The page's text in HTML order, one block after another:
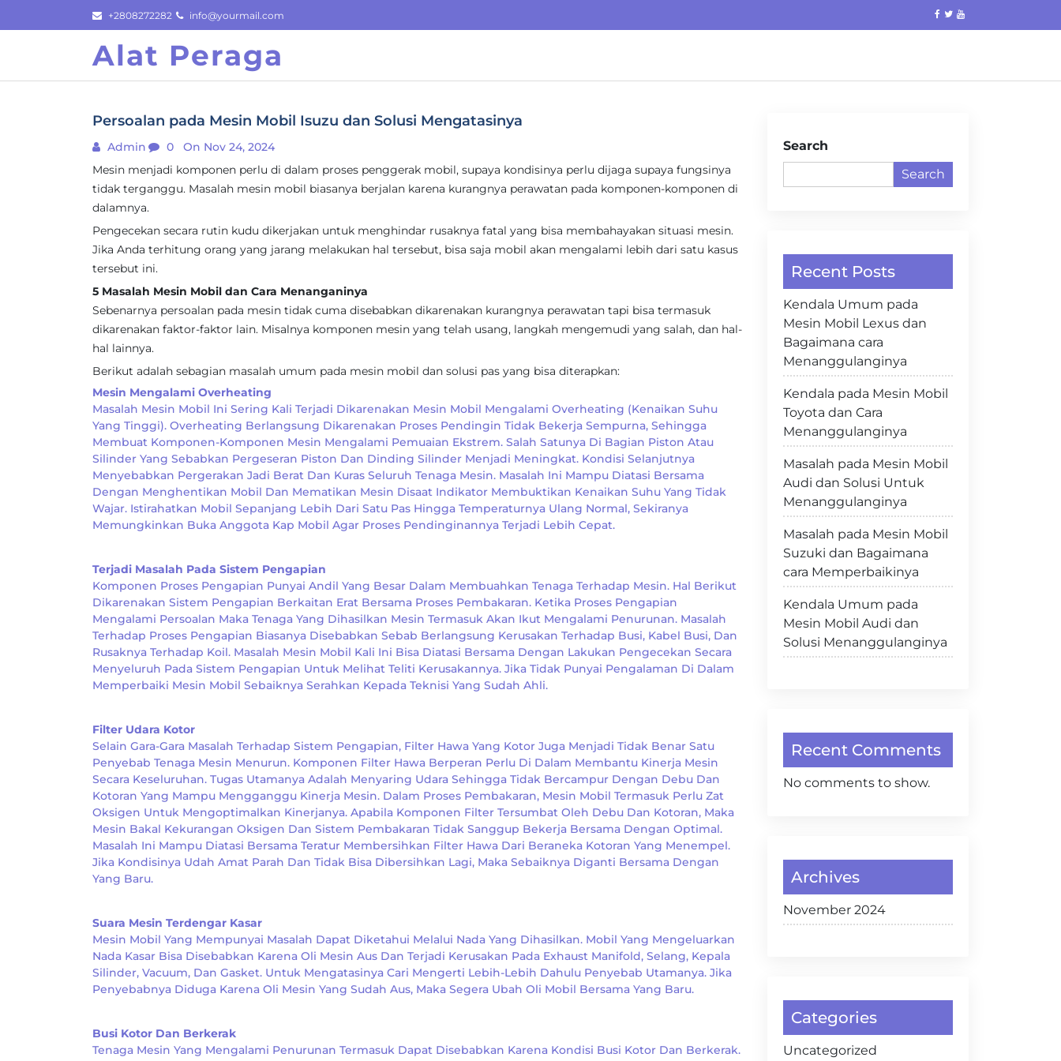
to
+2808272282 info@yourmail.com
Alat Peraga
Persoalan pada Mesin Mobil Isuzu dan Solusi Mengatasinya
Admin 0
On Nov 24, 2024
Mesin menjadi komponen perlu di dalam proses penggerak mobil, supaya kondisinya perlu dijaga supaya fungsinya
tidak terganggu. Masalah mesin mobil biasanya berjalan karena kurangnya perawatan pada komponen-komponen di
dalamnya.
Pengecekan secara rutin kudu dikerjakan untuk menghindar rusaknya fatal yang bisa membahayakan situasi mesin.
Jika Anda terhitung orang yang jarang melakukan hal tersebut, bisa saja mobil akan mengalami lebih dari satu kasus
tersebut ini.
5 Masalah Mesin Mobil dan Cara Menanganinya
Sebenarnya persoalan pada mesin tidak cuma disebabkan dikarenakan kurangnya perawatan tapi bisa termasuk
dikarenakan faktor-faktor lain. Misalnya komponen mesin yang telah usang, langkah mengemudi yang salah, dan hal-
hal lainnya.
Berikut adalah sebagian masalah umum pada mesin mobil dan solusi pas yang bisa diterapkan:
Mesin Mengalami Overheating
Masalah Mesin Mobil Ini Sering Kali Terjadi Dikarenakan Mesin Mobil Mengalami Overheating (kenaikan Suhu
Yang Tinggi). Overheating Berlangsung Dikarenakan Proses Pendingin Tidak Bekerja Sempurna, Sehingga
Membuat Komponen-Komponen Mesin Mengalami Pemuaian Ekstrem. Salah Satunya Di Bagian Piston Atau
Silinder Yang Sebabkan Pergeseran Piston Dan Dinding Silinder Menjadi Meningkat. Kondisi Selanjutnya
Menyebabkan Pergerakan Jadi Berat Dan Kuras Seluruh Tenaga Mesin. Masalah Ini Mampu Diatasi Bersama
Dengan Menghentikan Mobil Dan Mematikan Mesin Disaat Indikator Membuktikan Kenaikan Suhu Yang Tidak
Wajar. Istirahatkan Mobil Sepanjang Lebih Dari Satu Pas Hingga Temperaturnya Ulang Normal, Sekiranya
Memungkinkan Buka Anggota Kap Mobil Agar Proses Pendinginannya Terjadi Lebih Cepat.
Terjadi Masalah Pada Sistem Pengapian
Komponen Proses Pengapian Punyai Andil Yang Besar Dalam Membuahkan Tenaga Terhadap Mesin. Hal Berikut
Dikarenakan Sistem Pengapian Berkaitan Erat Bersama Proses Pembakaran. Ketika Proses Pengapian
Mengalami Persoalan Maka Tenaga Yang Dihasilkan Mesin Termasuk Akan Ikut Mengalami Penurunan. Masalah
Terhadap Proses Pengapian Biasanya Disebabkan Sebab Berlangsung Kerusakan Terhadap Busi, Kabel Busi, Dan
Rusaknya Terhadap Koil. Masalah Mesin Mobil Kali Ini Bisa Diatasi Bersama Dengan Lakukan Pengecekan Secara
Menyeluruh Pada Sistem Pengapian Untuk Melihat Teliti Kerusakannya. Jika Tidak Punyai Pengalaman Di Dalam
Memperbaiki Mesin Mobil Sebaiknya Serahkan Kepada Teknisi Yang Sudah Ahli.
Filter Udara Kotor
Selain Gara-Gara Masalah Terhadap Sistem Pengapian, Filter Hawa Yang Kotor Juga Menjadi Tidak Benar Satu
Penyebab Tenaga Mesin Menurun. Komponen Filter Hawa Berperan Perlu Di Dalam Membantu Kinerja Mesin
Secara Keseluruhan. Tugas Utamanya Adalah Menyaring Udara Sehingga Tidak Bercampur Dengan Debu Dan
Kotoran Yang Mampu Mengganggu Kinerja Mesin. Dalam Proses Pembakaran, Mesin Mobil Termasuk Perlu Zat
Oksigen Untuk Mengoptimalkan Kinerjanya. Apabila Komponen Filter Tersumbat Oleh Debu Dan Kotoran, Maka
Mesin Bakal Kekurangan Oksigen Dan Sistem Pembakaran Tidak Sanggup Bekerja Bersama Dengan Optimal.
Masalah Ini Mampu Diatasi Bersama Teratur Membersihkan Filter Hawa Dari Beraneka Kotoran Yang Menempel.
Jika Kondisinya Udah Amat Parah Dan Tidak Bisa Dibersihkan Lagi, Maka Sebaiknya Diganti Bersama Dengan
Yang Baru.
Suara Mesin Terdengar Kasar
Mesin Mobil Yang Mempunyai Masalah Dapat Diketahui Melalui Nada Yang Dihasilkan. Mobil Yang Mengeluarkan
Nada Kasar Bisa Disebabkan Karena Oli Mesin Aus Dan Terjadi Kerusakan Pada Exhaust Manifold, Selang, Kepala
Silinder, Vacuum, Dan Gasket. Untuk Mengatasinya Cari Mengerti Lebih-Lebih Dahulu Penyebab Utamanya. Jika
Penyebabnya Diduga Karena Oli Mesin Yang Sudah Aus, Maka Segera Ubah Oli Mobil Bersama Yang Baru.
Busi Kotor Dan Berkerak
Tenaga Mesin Yang Mengalami Penurunan Termasuk Dapat Disebabkan Karena Kondisi Busi Kotor Dan Berkerak.
Search
Search
Recent Posts
Kendala Umum pada
Mesin Mobil Lexus dan
Bagaimana cara
Menanggulanginya
Kendala pada Mesin Mobil
Toyota dan Cara
Menanggulanginya
Masalah pada Mesin Mobil
Audi dan Solusi Untuk
Menanggulanginya
Masalah pada Mesin Mobil
Suzuki dan Bagaimana
cara Memperbaikinya
Kendala Umum pada
Mesin Mobil Audi dan
Solusi Menanggulanginya
Recent Comments
No comments to show.
Archives
November 2024
Categories
Uncategorized